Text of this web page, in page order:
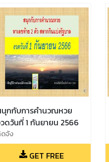
กกับการคำนวณหวย
ดวันที่ 1 กันยายน 2566
จัง
GET FREE